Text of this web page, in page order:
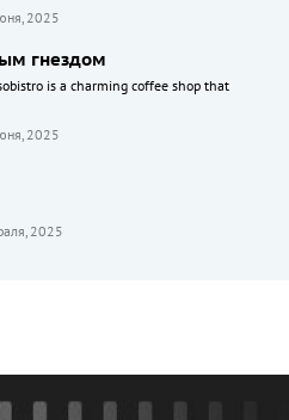
2025
гнездом
is a charming coffee shop that
2025
2025